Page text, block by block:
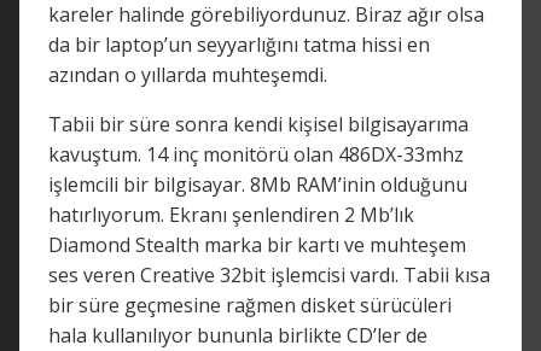
kareler halinde görebiliyordunuz. Biraz ağır olsa
da bir laptop’un seyyarlığını tatma hissi en
azından o yıllarda muhteşemdi.
Tabii bir süre sonra kendi kişisel bilgisayarıma
kavuştum. 14 inç monitörü olan 486DX-33mhz
işlemcili bir bilgisayar. 8Mb RAM’inin olduğunu
hatırlıyorum. Ekranı şenlendiren 2 Mb’lık
Diamond Stealth marka bir kartı ve muhteşem
ses veren Creative 32bit işlemcisi vardı. Tabii kısa
bir süre geçmesine rağmen disket sürücüleri
hala kullanılıyor bununla birlikte CD’ler de